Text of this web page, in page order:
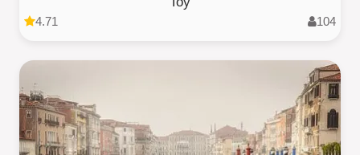
4.71 104